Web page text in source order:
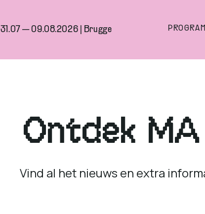
31.07 — 09.08.2026 | Brugge
Ontdek
Vind al het nieuws en extra